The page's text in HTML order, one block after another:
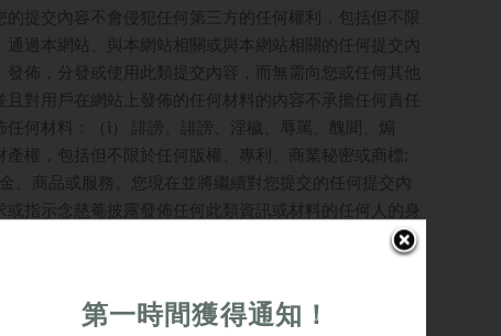
提交內容不會侵犯任何第三方的任何權利，包括但不限
過本網站、與本網站相關或與本網站相關的任何提交內
佈，分發或使用此類提交內容，而無需向您或任何其他
對用戶在網站上發佈的任何材料的內容不承擔任何責任
何材料：（i） 誹謗、誹謗、淫穢、辱駡、醜聞、煽
權，包括但不限於任何版權、專利、商業秘密或商標;
、商品或服務。您現在並將繼續對您提交的任何提交內
或指示念慈菴披露發佈任何此類資訊或材料的任何人的身
站的可用性，或任何內容或材料負責，也不對任何此類
第一時間獲得通知！